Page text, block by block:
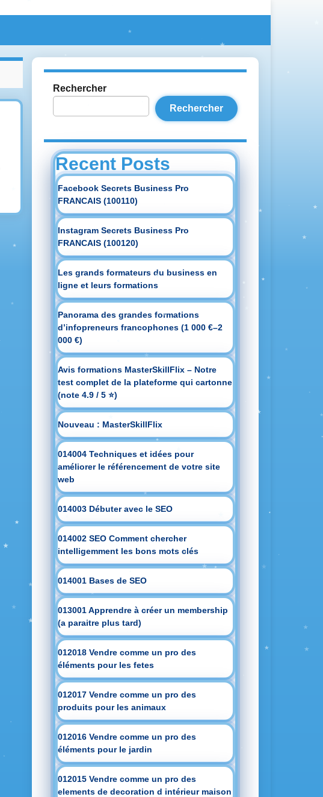
Rechercher
Rechercher
Recent Posts
Facebook Secrets Business Pro
FRANCAIS (100110)
Instagram Secrets Business Pro
FRANCAIS (100120)
Les grands formateurs du business en
ligne et leurs formations
Panorama des grandes formations
d’infopreneurs francophones (1 000 €–2
000 €)
Avis formations MasterSkillFlix – Notre
test complet de la plateforme qui cartonne
(note 4.9 / 5 ⭐)
Nouveau : MasterSkillFlix
014004 Techniques et idées pour
améliorer le référencement de votre site
web
014003 Débuter avec le SEO
014002 SEO Comment chercher
intelligemment les bons mots clés
014001 Bases de SEO
013001 Apprendre à créer un membership
(a paraitre plus tard)
012018 Vendre comme un pro des
éléments pour les fetes
012017 Vendre comme un pro des
produits pour les animaux
012016 Vendre comme un pro des
éléments pour le jardin
012015 Vendre comme un pro des
elements de decoration d intérieur maison